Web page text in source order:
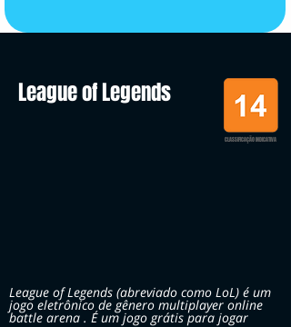
League of Legends
CLASSIFICAÇÃO INDICATIVA
League of Legends (abreviado como LoL) é um
jogo eletrônico de gênero multiplayer online
battle arena . É um jogo grátis para jogar